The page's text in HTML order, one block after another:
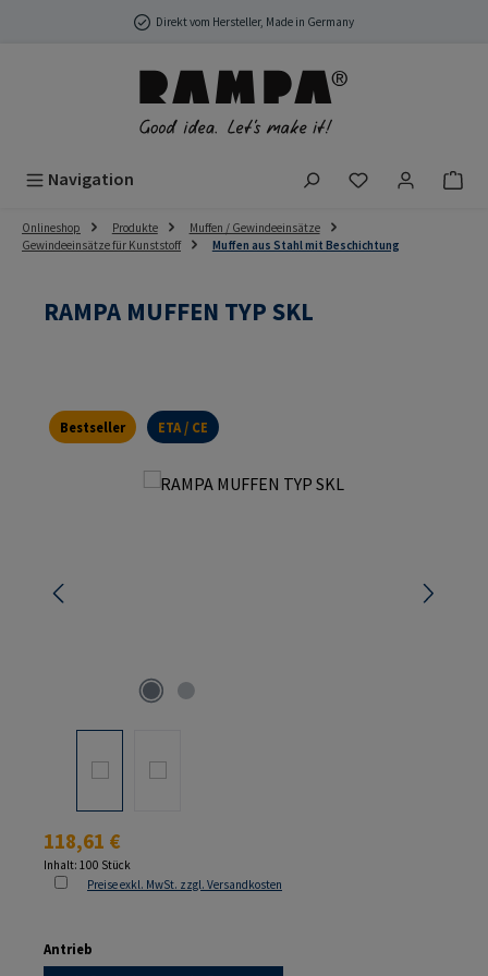
Zum Hauptinhalt springenDirekt vom Hersteller, Made in Germany
Navigation Du hast 0
Onlineshop Produkte
Muffen / Gewindeeinsätze
Gewindeeinsätze für Kunststoff
Muffen aus Stahl mit Beschichtung
RAMPA MUFFEN TYP SKL
Bestseller ETA / CE
Bildergalerie überspringen
Regulärer Preis:
118,61 €
Inhalt: 100 Stück
Preise exkl. MwSt. zzgl. Versandkosten
Antrieb